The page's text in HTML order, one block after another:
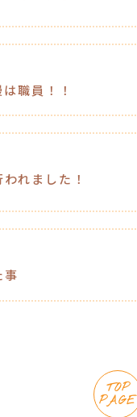
職員！！
れました！
事
TOP
PAGE